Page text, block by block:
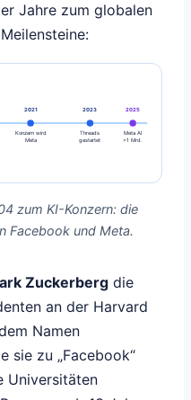
Jahre zum globalen
2021
Konzern wird
Meta
2023
Threads
gestartet
2025
Meta AI
>1 Mrd.
zum KI-Konzern: die
Facebook und Meta.
Zuckerberg die
an der Harvard
Namen
sie zu „Facebook“
Universitäten